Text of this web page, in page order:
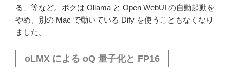
る、等など。ボクは Ollama と Open WebUI の自動起動を
やめ、別の Mac で動いている Dify を使うこともなくなり
ました。
oLMX による oQ 量子化と FP16